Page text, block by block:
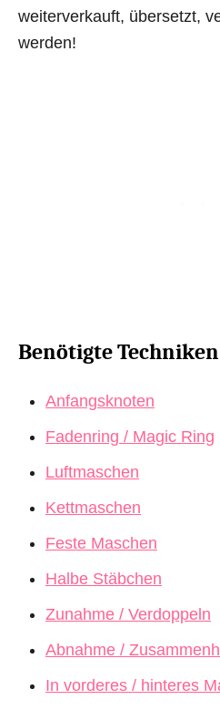
weiterverkauft, übersetzt,
werden!
Benötigte Techniken
Anfangsknoten
Fadenring / Magic Ring
Luftmaschen
Kettmaschen
Feste Maschen
Halbe Stäbchen
Zunahme / Verdoppeln
Abnahme /
In vorderes / hinteres